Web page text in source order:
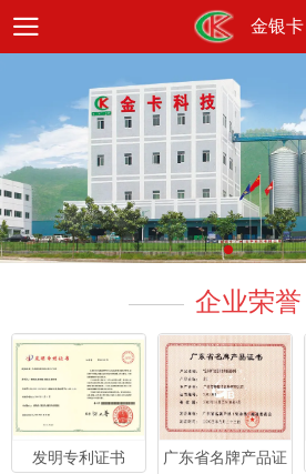
金银卡
企业荣誉
发明专利证书
广东省名牌产品证